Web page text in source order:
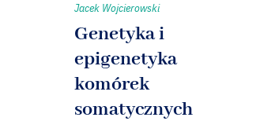
Jacek Wojcierowski
Genetyka i
epigenetyka
komórek
somatycznych